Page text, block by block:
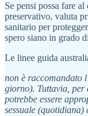
Se pensi possa fare
preservativo, valuta
sanitario per
spero siano in grado
Le linee guida
non è raccomandato
giorno). Tuttavia, per
potrebbe essere
sessuale